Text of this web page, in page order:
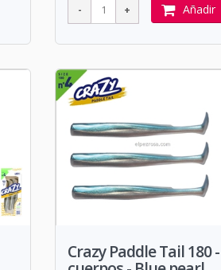
Añadir
Crazy Paddle Tail 180